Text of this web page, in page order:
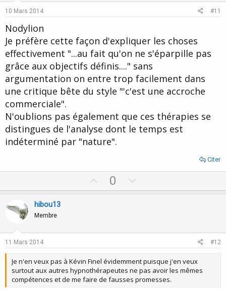
10 Mars 2014 #11
Nodylion
Je préfère cette façon d'expliquer les choses
effectivement "...au fait qu'on ne s'éparpille pas
grâce aux objectifs définis...." sans
argumentation on entre trop facilement dans
une critique bête du style "'c'est une accroche
commerciale".
N'oublions pas également que ces thérapies se
distingues de l'analyse dont le temps est
indéterminé par "nature".
Citer
p
0
o
e
hibou13
Membre
11 Mars 2014 #12
Je n'en veux pas à Kévin Finel évidemment puisque j'en veux
surtout aux autres hypnothérapeutes ne pas avoir les mêmes
compétences et de me faire de fausses promesses.